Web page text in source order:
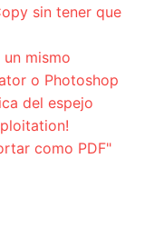
sin tener que
mismo
o Photoshop
del espejo
como PDF"